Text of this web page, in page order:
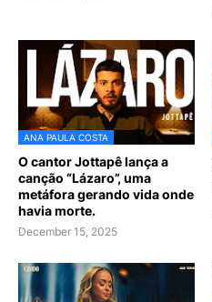
ANA PAULA COSTA
O cantor Jottapê lança a
canção “Lázaro”, uma
metáfora gerando vida onde
havia morte.
December 15, 2025